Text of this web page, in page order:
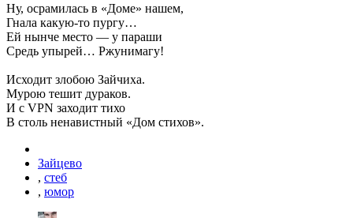
Ну, осрамилась в «Доме» нашем,
Гнала какую-то пургу…
Ей нынче место — у параши
Средь упырей… Ржунимагу!
Исходит злобою Зайчиха.
Мурою тешит дураков.
И с VPN заходит тихо
В столь ненавистный «Дом стихов».
Зайцево
, стеб
, юмор